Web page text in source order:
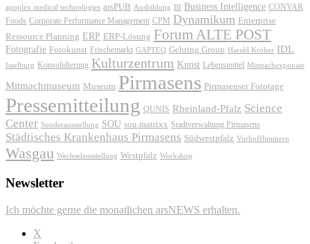
apoplex medical technologies arsPUB Ausbildung BI Business Intelligence CONVAR
Foods Corporate Performance Management CPM Dynamikum Enterprise
Ressource Planning ERP ERP-Lösung Forum ALTE POST
Fotografie Fotokunst Frischemarkt GAPTEQ Gehring Group Harald Kröher IDL
Isselburg Konsolidierung Kulturzentrum Kunst Lebensmittel Mitmachexponate
Mitmachmuseum Museum Pirmasens Pirmasenser Fototage
Pressemitteilung QUNIS Rheinland-Pfalz Science
Center Sonderausstellung SOU sou.matrixx Stadtverwaltung Pirmasens
Städtisches Krankenhaus Pirmasens Südwestpfalz Vorhofflimmern
Wasgau Wechselausstellung Westpfalz Workshop
Newsletter
Ich möchte gerne die monatlichen arsNEWS erhalten.
X